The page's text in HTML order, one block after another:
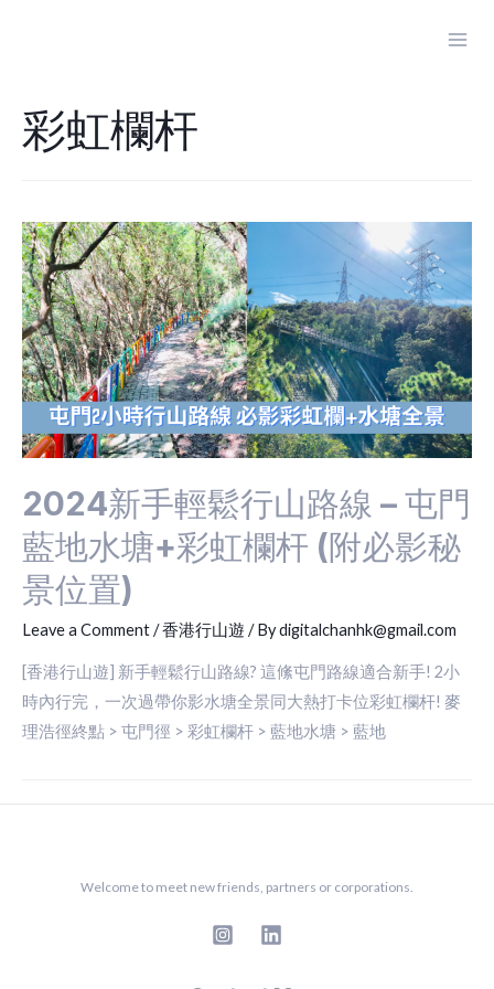
彩虹欄杆
2024新手輕鬆行山路線 – 屯門
藍地水塘+彩虹欄杆 (附必影秘
景位置)
Leave a Comment/香港行山遊 / Bydigitalchanhk@gmail.com
[香港行山遊] 新手輕鬆行山路線? 這絛屯門路線適合新手! 2小
時內行完，一次過帶你影水塘全景同大熱打卡位彩虹欄杆! 麥
理浩徑終點 > 屯門徑 > 彩虹欄杆 > 藍地水塘 > 藍地
Welcome to meet new friends, partners or corporations.